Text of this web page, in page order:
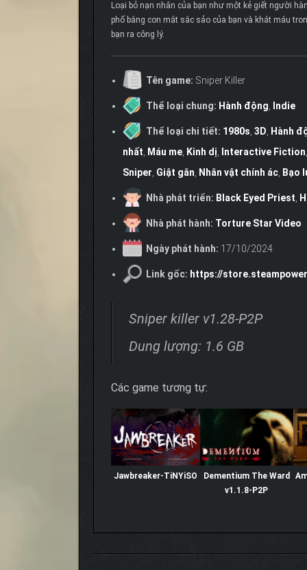
Loại bỏ nạn nhân của bạn như một kẻ giết người
phố bằng con mắt sắc sảo của bạn và khát máu
bạn ra công lý.
Tên game: Sniper Killer
Thể loại chung: Hành động, Indie
Thể loại chi tiết: 1980s, 3D, Hành
nhất, Máu me, Kinh dị, Interactive Fiction
Sniper, Giật gân, Nhân vật chính ác, Bạo
Nhà phát triển: Black Eyed Priest,
Nhà phát hành: Torture Star Video
Ngày phát hành: 17/10/2024
Link gốc: https://
Sniper killer v1.28-P2P
Dung lượng: 1.6 GB
Các game tương tự:
Jawbreaker-TiNYiSO
Dementium The Ward
v1.1.8-P2P